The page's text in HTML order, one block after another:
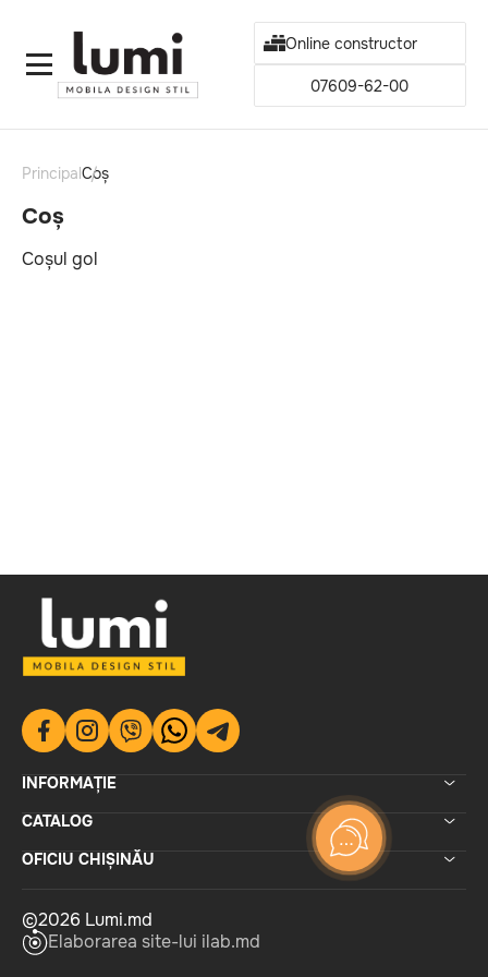
Online constructor
07609-62-00
PrincipalCoș
Coș
Coșul gol
INFORMAȚIE
CATALOG
OFICIU CHIȘINĂU
©2026 Lumi.md
Elaborarea site-lui ilab.md